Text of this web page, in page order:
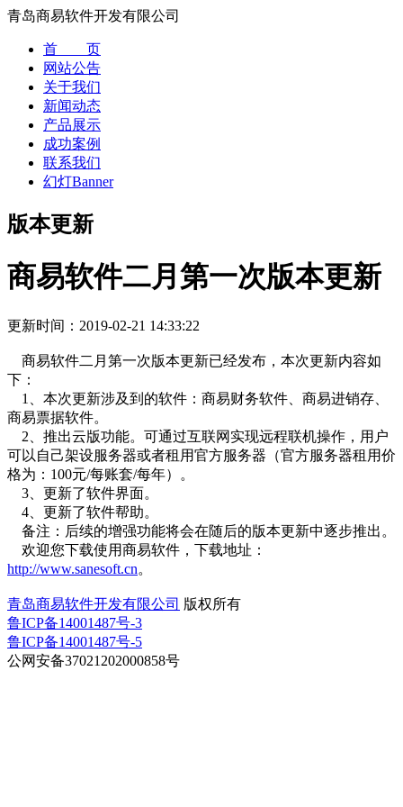
青岛商易软件开发有限公司
首 页
网站公告
关于我们
新闻动态
产品展示
成功案例
联系我们
幻灯Banner
版本更新
商易软件二月第一次版本更新
更新时间： 2019-02-21 14:33:22
商易软件二月第一次版本更新已经发布，本次更新内容如
下：
1、本次更新涉及到的软件：商易财务软件、商易进销存、
商易票据软件。
2、推出云版功能。可通过互联网实现远程联机操作，用户
可以自己架设服务器或者租用官方服务器（官方服务器租用价
格为：100元/每账套/每年）。
3、更新了软件界面。
4、更新了软件帮助。
备注：后续的增强功能将会在随后的版本更新中逐步推出。
欢迎您下载使用商易软件，下载地址：
http://www.sanesoft.cn。
青岛商易软件开发有限公司 版权所有
鲁ICP备14001487号-3
鲁ICP备14001487号-5
公网安备37021202000858号